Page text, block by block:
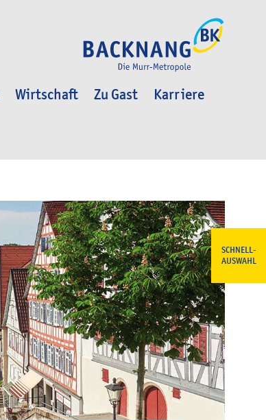
Wirtschaft Zu Gast
Karriere
SCHNELL-
AUSWAHL